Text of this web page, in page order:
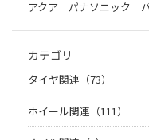
アクア パナソニック
カテゴリ
タイヤ関連（73）
ホイール関連（111）